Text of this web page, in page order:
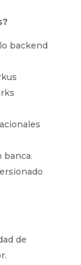
backend
banca.
de